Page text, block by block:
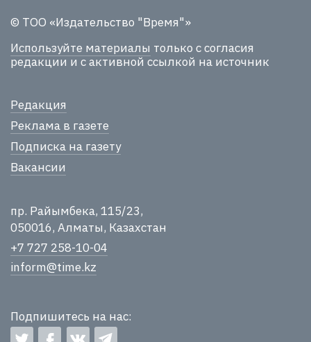
© ТОО «Издательство "Время"»
Используйте материалы только с согласия
редакции и с активной ссылкой на источник
Редакция
Реклама в газете
Подписка на газету
Вакансии
пр. Райымбека, 115/23,
050016, Алматы, Казахстан
+7 727 258-10-04
inform@time.kz
Подпишитесь на нас: